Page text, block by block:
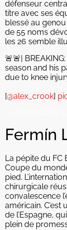
défenseur
titre avec ses
blessé au
de 55 noms
les 26 semble
🚨🚨|
season and his
due to knee
[@alex_crook]
Fermín
La pépite du FC
Coupe du
pied.
chirurgicale
convalescence
américain.
de l’Espagne,
plein de